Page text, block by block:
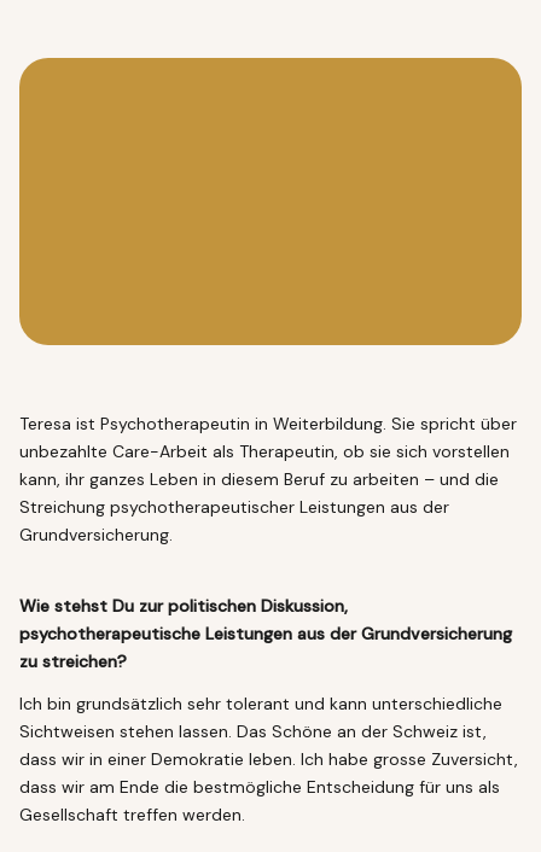
Teresa ist Psychotherapeutin in Weiterbildung. Sie spricht über
unbezahlte Care-Arbeit als Therapeutin, ob sie sich vorstellen
kann, ihr ganzes Leben in diesem Beruf zu arbeiten – und die
Streichung psychotherapeutischer Leistungen aus der
Grundversicherung.
Wie stehst Du zur politischen Diskussion,
psychotherapeutische Leistungen aus der Grundversicherung
zu streichen?
Ich bin grundsätzlich sehr tolerant und kann unterschiedliche
Sichtweisen stehen lassen. Das Schöne an der Schweiz ist,
dass wir in einer Demokratie leben. Ich habe grosse Zuversicht,
dass wir am Ende die bestmögliche Entscheidung für uns als
Gesellschaft treffen werden.